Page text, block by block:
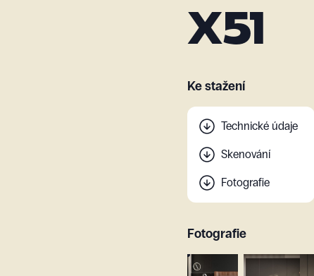
X51
Ke stažení
Technické údaje
Skenování
Fotografie
Fotografie